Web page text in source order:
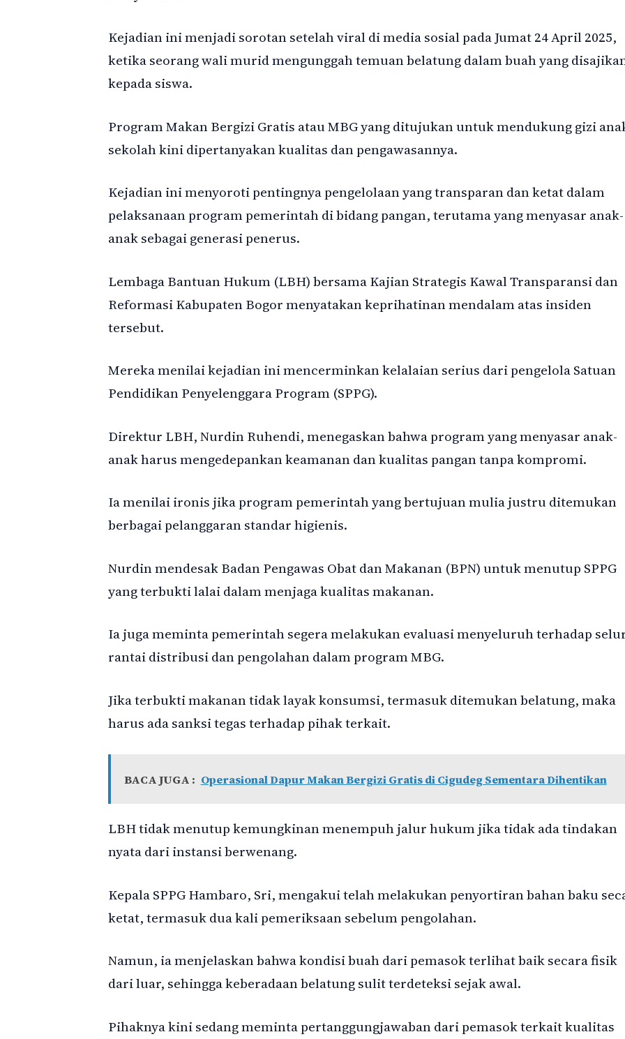
Kejadian ini menjadi sorotan setelah viral di media sosial pada Jumat 24 April 2025,
ketika seorang wali murid mengunggah temuan belatung dalam buah yang
kepada siswa.
Program Makan Bergizi Gratis atau MBG yang ditujukan untuk mendukung gizi
sekolah kini dipertanyakan kualitas dan pengawasannya.
Kejadian ini menyoroti pentingnya pengelolaan yang transparan dan ketat dalam
pelaksanaan program pemerintah di bidang pangan, terutama yang menyasar anak-
anak sebagai generasi penerus.
Lembaga Bantuan Hukum (LBH) bersama Kajian Strategis Kawal Transparansi dan
Reformasi Kabupaten Bogor menyatakan keprihatinan mendalam atas insiden
tersebut.
Mereka menilai kejadian ini mencerminkan kelalaian serius dari pengelola Satuan
Pendidikan Penyelenggara Program (SPPG).
Direktur LBH, Nurdin Ruhendi, menegaskan bahwa program yang menyasar anak-
anak harus mengedepankan keamanan dan kualitas pangan tanpa kompromi.
Ia menilai ironis jika program pemerintah yang bertujuan mulia justru ditemukan
berbagai pelanggaran standar higienis.
Nurdin mendesak Badan Pengawas Obat dan Makanan (BPN) untuk menutup SPPG
yang terbukti lalai dalam menjaga kualitas makanan.
Ia juga meminta pemerintah segera melakukan evaluasi menyeluruh terhadap
rantai distribusi dan pengolahan dalam program MBG.
Jika terbukti makanan tidak layak konsumsi, termasuk ditemukan belatung, maka
harus ada sanksi tegas terhadap pihak terkait.
BACA JUGA : Operasional Dapur Makan Bergizi Gratis di Cigudeg Sementara Dihentikan
LBH tidak menutup kemungkinan menempuh jalur hukum jika tidak ada tindakan
nyata dari instansi berwenang.
Kepala SPPG Hambaro, Sri, mengakui telah melakukan penyortiran bahan baku
ketat, termasuk dua kali pemeriksaan sebelum pengolahan.
Namun, ia menjelaskan bahwa kondisi buah dari pemasok terlihat baik secara fisik
dari luar, sehingga keberadaan belatung sulit terdeteksi sejak awal.
Pihaknya kini sedang meminta pertanggungjawaban dari pemasok terkait kualitas